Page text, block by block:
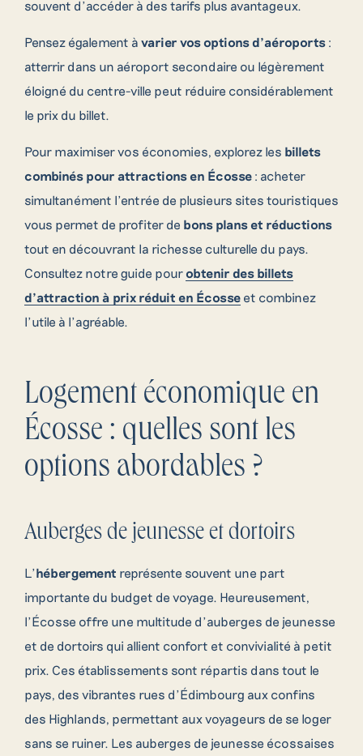
souvent d’accéder à des tarifs plus avantageux.
Pensez également à varier vos options d’aéroports :
atterrir dans un aéroport secondaire ou légèrement
éloigné du centre-ville peut réduire considérablement
le prix du billet.
Pour maximiser vos économies, explorez les billets
combinés pour attractions en Écosse : acheter
simultanément l’entrée de plusieurs sites touristiques
vous permet de profiter de bons plans et réductions
tout en découvrant la richesse culturelle du pays.
Consultez notre guide pour obtenir des billets
d’attraction à prix réduit en Écosse et combinez
l’utile à l’agréable.
Logement économique en
Écosse : quelles sont les
options abordables ?
Auberges de jeunesse et dortoirs
L’hébergement représente souvent une part
importante du budget de voyage. Heureusement,
l’Écosse offre une multitude d’auberges de jeunesse
et de dortoirs qui allient confort et convivialité à petit
prix. Ces établissements sont répartis dans tout le
pays, des vibrantes rues d’Édimbourg aux confins
des Highlands, permettant aux voyageurs de se loger
sans se ruiner. Les auberges de jeunesse écossaises